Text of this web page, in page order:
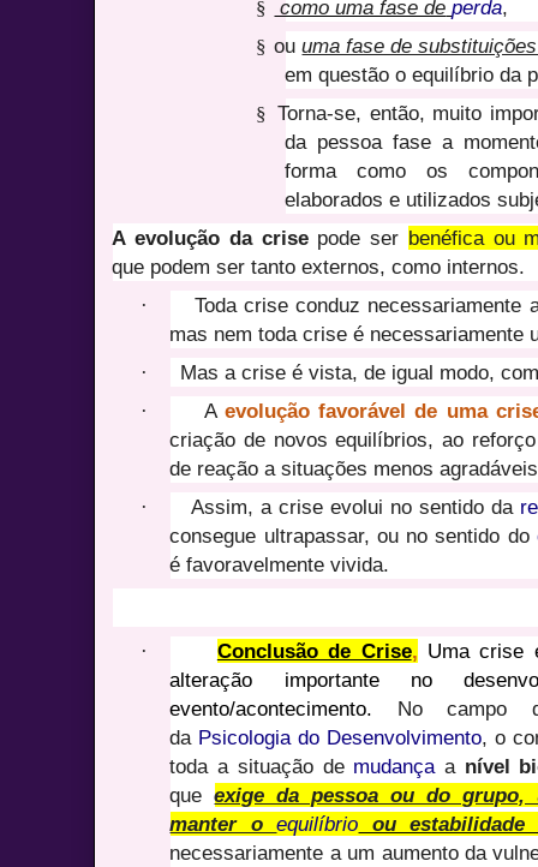
§ como uma fase de perda,
§ ouuma fase de
em questão o equilíbrio da
§ Torna-se, então, muito
da pessoa fase a
forma como os
elaborados e utilizados
A evolução da crisepode ser benéfica ou
que podem ser tanto externos, como internos.
·
Toda crise conduz necessariamente
mas nem toda crise é necessariamente
·
Mas a crise é vista, de igual modo,
·
Aevolução favorável de uma
criação de novos equilíbrios, ao
de reação a situações menos
·
Assim, a crise evolui no sentido da
consegue ultrapassar, ou no sentido do
é favoravelmente vivida.
· Conclusão de Crise, Uma crise
alteração importante no
evento/acontecimento. No campo
da Psicologia do Desenvolvimento, o
toda a situação de mudança a nível
queexige da pessoa ou do grupo,
manter o equilíbrio ou estabilidade
necessariamente a um aumento da